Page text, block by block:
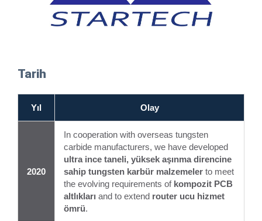
Tarih
Yıl Olay
2020
In cooperation with overseas tungsten
carbide manufacturers, we have developed
ultra ince taneli, yüksek aşınma direncine
sahip tungsten karbür malzemeler to meet
the evolving requirements of kompozit PCB
altlıkları and to extend router ucu hizmet
ömrü.